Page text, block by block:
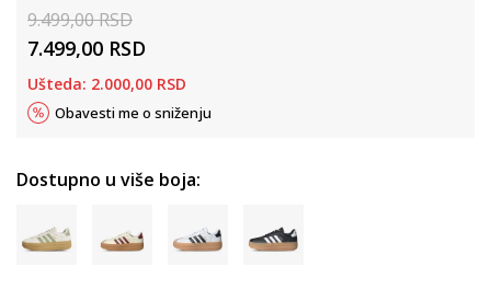
9.499,00RSD
7.499,00 RSD
Ušteda: 2.000,00 RSD
Obavesti me o sniženju
Dostupno u više boja: